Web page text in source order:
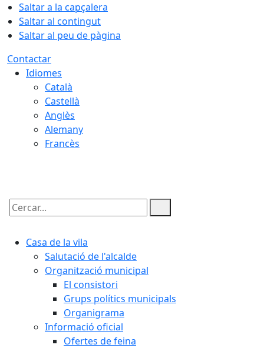
Saltar a la capçalera
Saltar al contingut
Saltar al peu de pàgina
Contactar
Idiomes
Català
Castellà
Anglès
Alemany
Francès
Cercar:
Casa de la vila
Salutació de l'alcalde
Organització municipal
El consistori
Grups polítics municipals
Organigrama
Informació oficial
Ofertes de feina